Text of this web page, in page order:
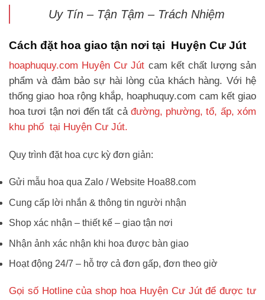
Uy Tín – Tận Tậm – Trách Nhiệm
Cách đặt hoa giao tận nơi tại Huyện Cư Jút
hoaphuquy.com Huyện Cư Jút cam kết chất lượng sản
phẩm và đảm bảo sự hài lòng của khách hàng. Với hệ
thống giao hoa rộng khắp, hoaphuquy.com cam kết giao
hoa tươi tận nơi đến tất cả đường, phường, tổ, ấp, xóm
khu phố tại Huyện Cư Jút.
Quy trình đặt hoa cực kỳ đơn giản:
Gửi mẫu hoa qua Zalo / Website Hoa88.com
Cung cấp lời nhắn & thông tin người nhận
Shop xác nhận – thiết kế – giao tận nơi
Nhận ảnh xác nhận khi hoa được bàn giao
Hoạt động 24/7 – hỗ trợ cả đơn gấp, đơn theo giờ
Gọi số Hotline của shop hoa Huyện Cư Jút để được tư